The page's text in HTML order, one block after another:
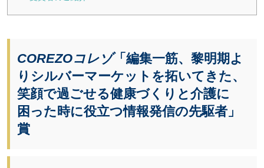
COREZOコレゾ「編集一筋、黎明期よ
りシルバーマーケットを拓いてきた、
笑顔で過ごせる健康づくりと介護に
困った時に役立つ情報発信の先駆者」
賞